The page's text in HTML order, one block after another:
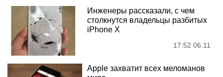
Инженеры рассказали, с чем
столкнутся владельцы разбитых
iPhone X
17:52 06.11
Apple захватит всех меломанов